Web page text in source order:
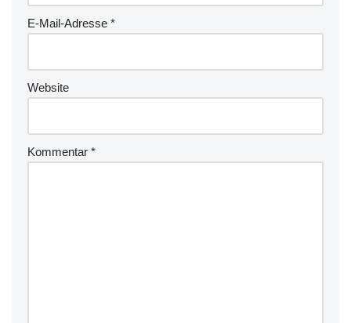
E-Mail-Adresse *
Website
Kommentar *